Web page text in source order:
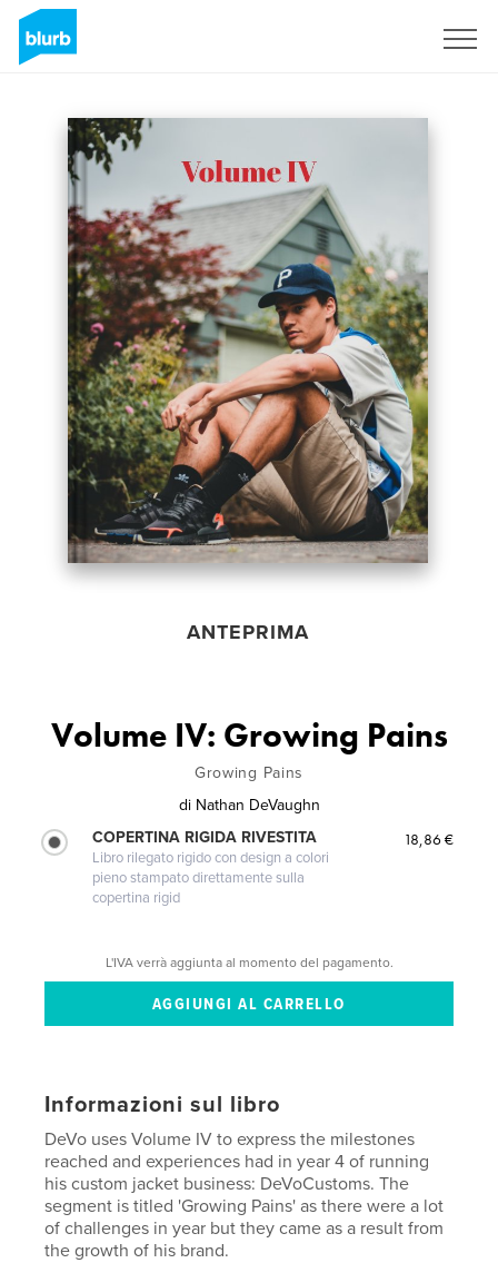
ANTEPRIMA
Volume IV: Growing Pains
Growing Pains
di Nathan DeVaughn
COPERTINA RIGIDA RIVESTITA
Libro rilegato rigido con design a colori
pieno stampato direttamente sulla
copertina rigid
18,86 €
L'IVA verrà aggiunta al momento del pagamento.
Informazioni sul libro
DeVo uses Volume IV to express the milestones
reached and experiences had in year 4 of running
his custom jacket business: DeVoCustoms. The
segment is titled 'Growing Pains' as there were a lot
of challenges in year but they came as a result from
the growth of his brand.